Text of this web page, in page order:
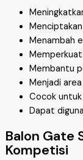
Menambah
Membantu
Menjadi
Cocok
Dapat
Balon Gate
Kompetisi